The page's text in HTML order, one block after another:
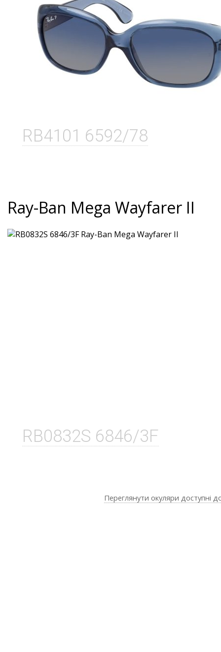
RB4101 6592/78
Ray-Ban Mega Wayfarer II
RB0832S 6846/3F
Переглянути окуляри доступні